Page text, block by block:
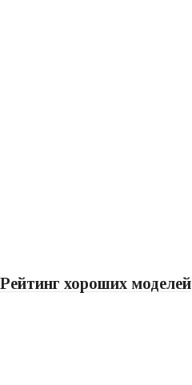
хороших моделей